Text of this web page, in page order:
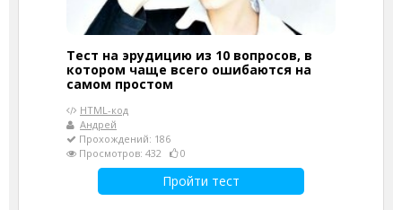
Тест на эрудицию из 10 вопросов, в
котором чаще всего ошибаются на
самом простом
HTML-код
Андрей
Прохождений: 186
Просмотров: 432
0
Пройти тест